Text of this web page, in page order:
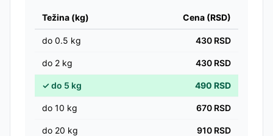
Težina (kg) Cena (RSD)
do 0.5 kg 430 RSD
do 2 kg 430 RSD
✓do 5 kg 490 RSD
do 10 kg 670 RSD
do 20 kg 910 RSD